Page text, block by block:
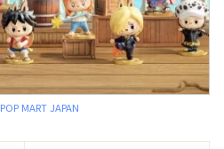
POP MART JAPAN